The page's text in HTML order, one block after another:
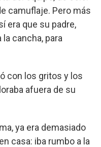
camuflaje. Pero más
era que su padre,
la cancha, para
con los gritos y los
afuera de su
ya era demasiado
casa: iba rumbo a la